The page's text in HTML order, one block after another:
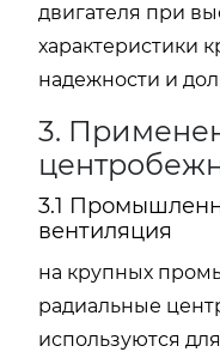
двигателя при
характеристики
надежности и
3.
3.1
вентиляция
на крупных
радиальные
используются